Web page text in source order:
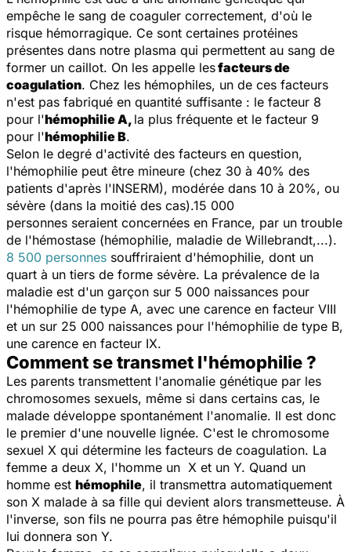
empêche le sang de coaguler correctement, d'où le
risque hémorragique. Ce sont certaines protéines
présentes dans notre plasma qui permettent au sang de
former un caillot. On les appelle lesfacteurs de
coagulation. Chez les hémophiles, un de ces facteurs
n'est pas fabriqué en quantité suffisante : le facteur 8
pour l'hémophilie A, la plus fréquente et le facteur 9
pour l'hémophilie B.
Selon le degré d'activité des facteurs en question,
l'hémophilie peut être mineure (chez 30 à 40% des
patients d'après l'INSERM), modérée dans 10 à 20%, ou
sévère (dans la moitié des cas).15 000
personnes seraient concernées en France, par un trouble
de l'hémostase (hémophilie, maladie de Willebrandt,...).
8 500 personnes souffriraient d'hémophilie, dont un
quart à un tiers de forme sévère. La prévalence de la
maladie est d'un garçon sur 5 000 naissances pour
l'hémophilie de type A, avec une carence en facteur VIII
et un sur 25 000 naissances pour l'hémophilie de type B,
une carence en facteur IX.
Comment se transmet l'hémophilie ?
Les parents transmettent l'anomalie génétique par les
chromosomes sexuels, même si dans certains cas, le
malade développe spontanément l'anomalie. Il est donc
le premier d'une nouvelle lignée. C'est le chromosome
sexuel X qui détermine les facteurs de coagulation. La
femme a deux X, l'homme un X et un Y. Quand un
homme est hémophile, il transmettra automatiquement
son X malade à sa fille qui devient alors transmetteuse. À
l'inverse, son fils ne pourra pas être hémophile puisqu'il
lui donnera son Y.